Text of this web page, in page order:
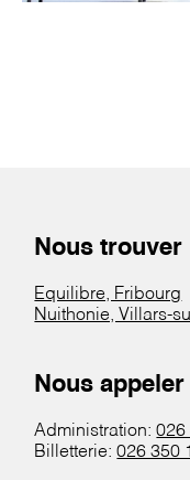
Nous trouver
Equilibre, Fribourg
Nuithonie, Villars-
Nous appeler
Administration:026
Billetterie:026 350